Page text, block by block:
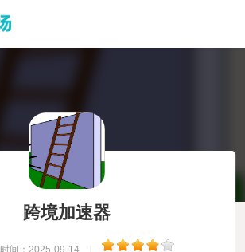
跨境加速器
时间：2025-09-14